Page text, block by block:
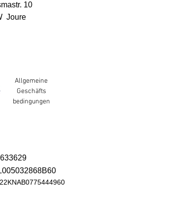
10
Joure
Allgemeine
Geschäfts
bedingungen